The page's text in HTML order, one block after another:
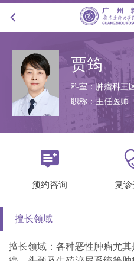
贾筠
科室：肿瘤科三
职称：主任医师

预约咨询 复
擅长领域
擅长领域：各种恶性肿瘤尤